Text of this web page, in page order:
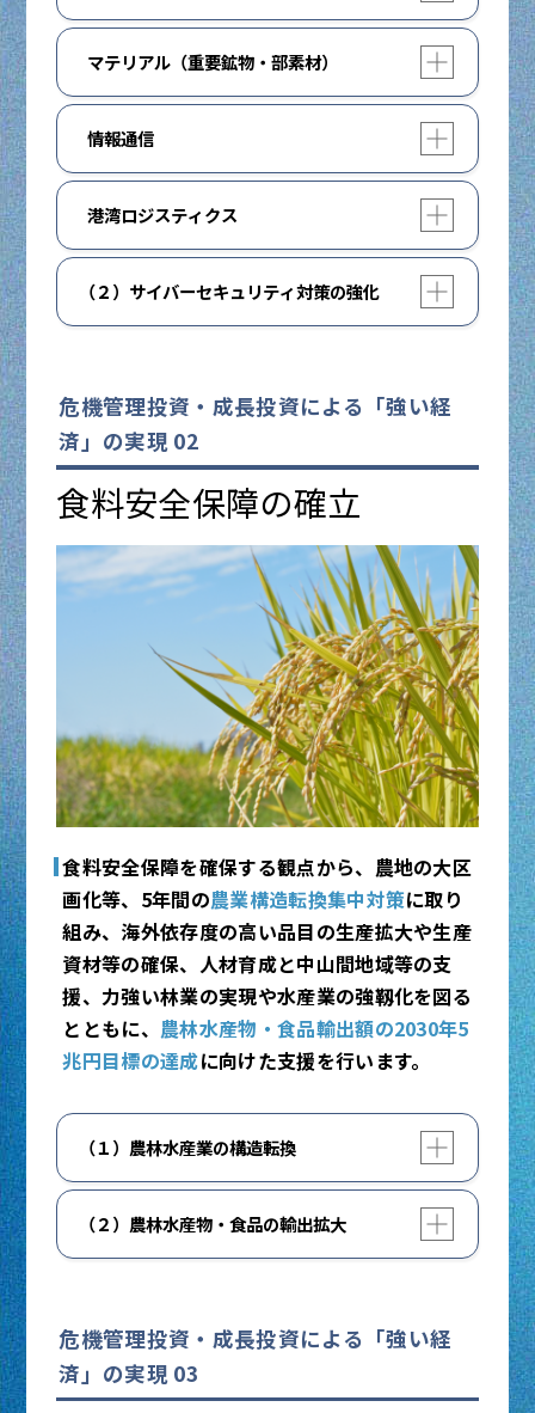
閉じる
閉じる
厚生労働省HP：創薬力強化に向けた総合経済
対策における対応
厚生労働省HP：がん研究10か年戦略（第5
次）について
閉じる
閉じる
詳しくはこちら
経済産業省HP：小型エンジンMRO拠点強化
経済産業省HP：経済安全保障の確保に資する
サプライチェーンの強靭化事業（無人航空
機）
閉じる
業化を支援します。安全保障や危機管理に不可
欠な準天頂衛星システムの11 機体制に向けた
開発、通信の自律性確保のための低軌道衛星コ
ンステレーション構築を支援します。官民のロ
ケット開発支援と打上げ高頻度化に取り組むと
ともに、JAXAの技術基盤強化に向けた取組を
推進します。
海洋開発等重点戦略等に基づき、海洋関連技術
域研究船「みらいⅡ」の建造を含む船舶・探査
船等の整備及び開発や、自律型無人探査機
詳しくはこちら
内閣府HP：宇宙基本計画
内閣府HP：宇宙戦略基金
内閣府HP：海洋政策－海洋開発等重点戦略に
ついて
閉じる
自然災害や高温等の環境が変化する中で安定的
な生産が可能な、テクノロジーを駆使した完全
閉鎖型植物工場、陸上養殖施設等への投資や、
フードテックを活用した新たな商品・サービス
の創出やビジネス展開、事業規模拡大を促進し
ます。
詳しくはこちら
農林水産省HP：新事業創出（フードテック
等）
マテリアル（重要鉱物・部素材）開く
閉じる
重要物資の安定供給を確保するため、レアアー
ス等重要鉱物の供給源多角化、国家備蓄の強化
を推進します。永久磁石の生産能力増強や技術
開発への支援を強化します。革新的マテリアル
の研究開発・社会実装を促進します。
詳しくはこちら
経済産業省HP：永久磁石
文部科学省HP：ナノテクノロジー・物質・材
料研究
情報通信
次世代の情報通信基盤について、我が国主導で
光電融合技術をはじめとするオール光ネットワ
ーク技術を含む先端技術を開発し、社会実装や
海外展開を目指します。海底ケーブルやデータ
センターについて地方分散を含めた防護策を図
ります。
総務省HP：Beyond 5Gに向けた技術戦略の
推進
閉じる
港湾ロジスティクス
サイバーポートを活用した港湾関連手続の電子
化や「ヒトを支援するAIターミナル」の取組を
推進します。
国土交通省HP：サイバーポート
国土交通省HP：ヒトを支援するAIターミナル
閉じる
（２）サイバーセキュリティ対策の強化
開く
閉じる
横断的な監視体制や、検知・分析等を行う体制
を強化します。サイバー攻撃に対して、官民の
対策・連携強化を図り、サイバーセキュリティ
を支える人的・技術的基盤の整備の強化や各主
体における対策向上を図ります。
詳しくはこちら
内閣官房HP：国家サイバー統括室
公安調査庁HP：サイバーセキュリティ特集ペ
閉じる
危機管理投資・成長投資による「強い経
済」の実現 02
食料安全保障の確立
食料安全保障を確保する観点から、農地の大区
画化等、5年間の農業構造転換集中対策に取り
組み、海外依存度の高い品目の生産拡大や生産
資材等の確保、人材育成と中山間地域等の支
援、力強い林業の実現や水産業の強靱化を図る
とともに、 農林水産物・食品輸出額の2030年5
兆円目標の達成に向けた支援を行います。
（１）農林水産業の構造転換
食料安全保障を確保する観点から、5年間（令
和7～11年度）の集中対策期間において、生産
性向上を図るための農地の大区画化や、老朽化
産地の育成等により、農業の構造転換を集中的
に推し進めます。
（２）農林水産物・食品の輸出拡大
開く
閉じる
した生産・流通体系の転換や加工・製造等施設
の整備、戦略的サプライチェーンの構築、新市
場の開拓、海外での輸出支援体制の確立、海外
危機管理投資・成長投資による「強い経
済」の実現 03